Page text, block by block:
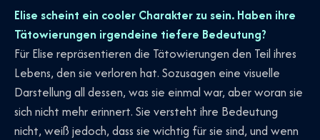
Elise scheint ein cooler Charakter zu sein. Haben ihre
Tätowierungen irgendeine tiefere Bedeutung?
Für Elise repräsentieren die Tätowierungen den Teil ihres
Lebens, den sie verloren hat. Sozusagen eine visuelle
Darstellung all dessen, was sie einmal war, aber woran sie
sich nicht mehr erinnert. Sie versteht ihre Bedeutung
nicht, weiß jedoch, dass sie wichtig für sie sind, und wenn